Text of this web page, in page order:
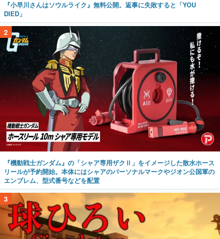
『小早川さんはソウルライク』無料公開。返事に失敗すると「YOU
DIED」
2
『機動戦士ガンダム』の「シャア専用ザクⅡ」をイメージした散水ホース
リールが予約開始。本体にはシャアのパーソナルマークやジオン公国軍の
エンブレム、型式番号などを配置
3